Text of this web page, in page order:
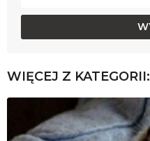
WIĘCEJ Z KATEGORII: